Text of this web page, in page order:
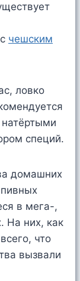
чешским
ловко
специй.
домашних
в мега-,
На них, как
что
вызвали